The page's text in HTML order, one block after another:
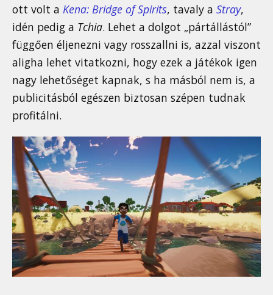
ott volt a Kena: Bridge of Spirits, tavaly a Stray,
idén pedig a Tchia. Lehet a dolgot „pártállástól”
függően éljenezni vagy rosszallni is, azzal viszont
aligha lehet vitatkozni, hogy ezek a játékok igen
nagy lehetőséget kapnak, s ha másból nem is, a
publicitásból egészen biztosan szépen tudnak
profitálni.